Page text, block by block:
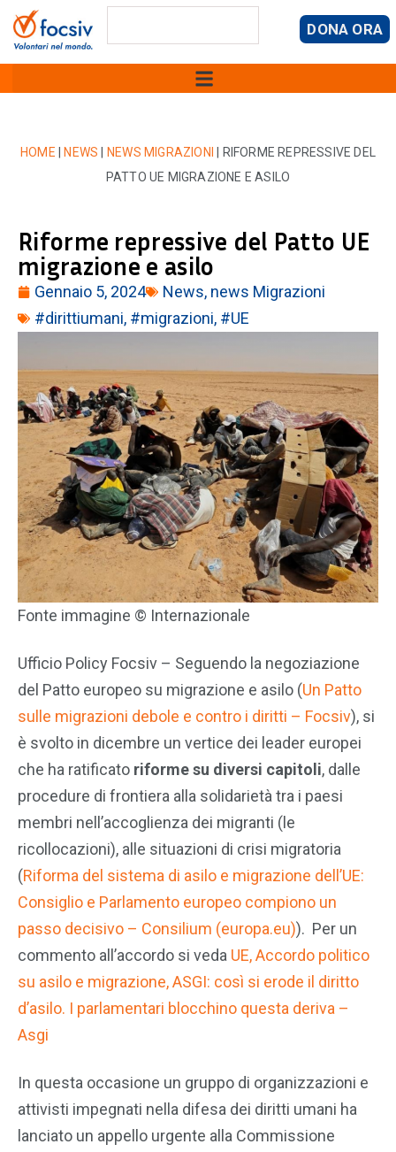
DONA ORA
HOME NEWS NEWS MIGRAZIONI
RIFORME REPRESSIVE DEL
PATTO UE MIGRAZIONE E ASILO
Riforme repressive del Patto UE
migrazione e asilo
Gennaio 5, 2024 News, news Migrazioni
#dirittiumani, #migrazioni, #UE
Fonte immagine © Internazionale
Ufficio Policy Focsiv – Seguendo la negoziazione
del Patto europeo su migrazione e asilo (Un Patto
sulle migrazioni debole e contro i diritti – Focsiv), si
è svolto in dicembre un vertice dei leader europei
che ha ratificato riforme su diversi capitoli, dalle
procedure di frontiera alla solidarietà tra i paesi
membri nell’accoglienza dei migranti (le
ricollocazioni), alle situazioni di crisi migratoria
(Riforma del sistema di asilo e migrazione dell’UE:
Consiglio e Parlamento europeo compiono un
passo decisivo – Consilium (europa.eu)). Per un
commento all’accordo si veda UE, Accordo politico
su asilo e migrazione, ASGI: così si erode il diritto
d’asilo. I parlamentari blocchino questa deriva –
Asgi
In questa occasione un gruppo di organizzazioni e
attivisti impegnati nella difesa dei diritti umani ha
lanciato un appello urgente alla Commissione